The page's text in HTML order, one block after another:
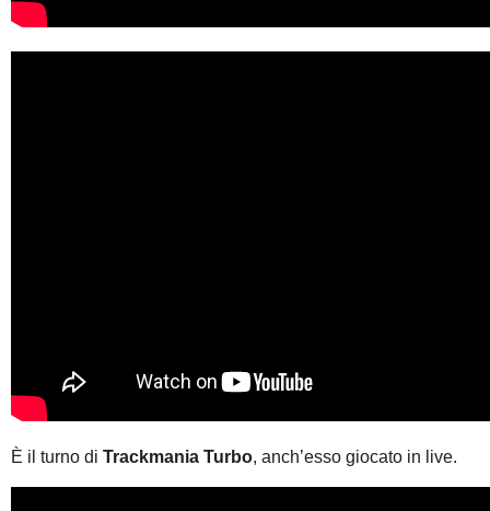
È il turno di Trackmania Turbo, anch’esso giocato in live.